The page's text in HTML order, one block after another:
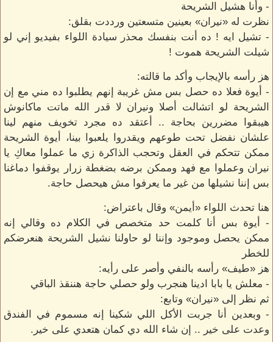
- وأنا هشيل الشريحة
نظرت له «نيران» بعينين متسعتين ورددت بقلق:
- تشيل ايه ! ده أنت بنفسك محذر سيادة اللواء بفيديو إني لو
شيلت الشريحة هموت !
هز رأسه بالإيجاب وأكد ما قالته:
- أيوة فعلا ده حصل بس مش غريبة إنهم يطلبوا ده مني مع إن
الشريحة لو اتشالت أصلا ونيران لا قدر الله ماتت ماكانوش
هيبقوا مضررين بحاجة .. أعتقد ده مجرد تخويف منهم لينا
علشان نفضل تحت طوعهم ويقدروا يلعبوا بينا، أيوة الشريحة
ممكن تتحكم في العقل وتحجب الذاكرة زي ما عملوا معاكِ يا
نيران وعملوا مع فهد وممكن برضه بضغطة زرار يوقفوا دماغنا
بس إننا نشيلها من غير ما يعرفوا مش هيحصل حاجة.
هنا تحدث اللواء «أيمن» وقال باعتراض:
- أيوة بس أنا كلمت حد متخصص في الكلام ده وقالي إنه
ممكن يحصل وموجود وإننا لو حاولنا نشيل الشريحة هنعرضكم
للخطر
هز «طيف» رأسه بالنفي وأصر على رأيه:
- معلش يا بابا ادينا هنجرب ولو حصلي حاجة هننقذ الباقي
ثم نظر إلى «نيران» وتابع:
- وبعدين أنا جربت الأكل اللي شكينا إنه مسموم في الفندق
وعدت على خير .. إن شاء الله دي كمان هتعدي على خير.